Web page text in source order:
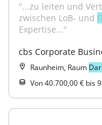
"...zu leiten und
zwischen LoB- und
Expertise..."
cbs Corporate
Raunheim, Raum
Von 40.700,00 € bis